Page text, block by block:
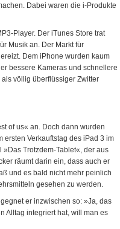
Dabei waren die i-Produkte
Player. Der iTunes Store trat
Musik an. Der Markt für
Dem iPhone wurden kaum
bessere Kameras und schnellere
völlig überflüssiger Zwitter
of us« an. Doch dann wurden
ersten Verkauftstag des iPad 3 im
Trotzdem-Tablet«, der aus
räumt darin ein, dass auch er
und es bald nicht mehr peinlich
gesehen zu werden.
er inzwischen so: »Ja, das
Alltag integriert hat, will man es